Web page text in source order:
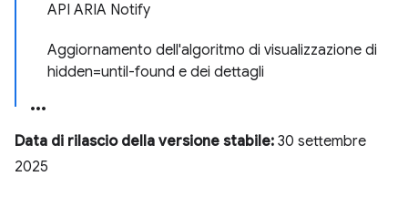
API ARIA Notify
Aggiornamento dell'algoritmo di visualizzazione di
hidden=until-found e dei dettagli
Data di rilascio della versione stabile: 30 settembre
2025